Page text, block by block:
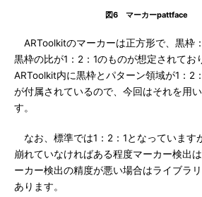
図6 マーカーpattface
ARToolkitのマーカーは正方形で、黒枠
黒枠の比が1：2：1のものが想定されてお
ARToolkit内に黒枠とパターン領域が1：2
が付属されているので、今回はそれを用
す。
なお、標準では1：2：1となっています
崩れていなければある程度マーカー検出
ーカー検出の精度が悪い場合はライブラ
あります。